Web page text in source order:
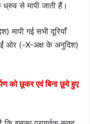
से मापी जाती हैं।
मापी गई सभी दूरियाँ
ओर (-X-अक्ष के अनुदिश)
को छूकर एवं बिना छूये हुए